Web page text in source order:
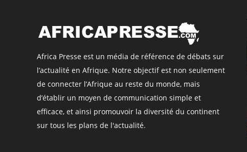
Africa Presse est un média de référence de débats sur
l’actualité en Afrique. Notre objectif est non seulement
de connecter l’Afrique au reste du monde, mais
d’établir un moyen de communication simple et
efficace, et ainsi promouvoir la diversité du continent
sur tous les plans de l'actualité.